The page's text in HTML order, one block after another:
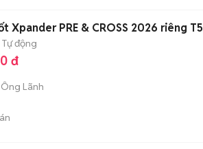
🚗🚗 Ưu đãi tốt Xpander PRE & CROSS 2026 riêng T5
Tự động
đ
Lãnh